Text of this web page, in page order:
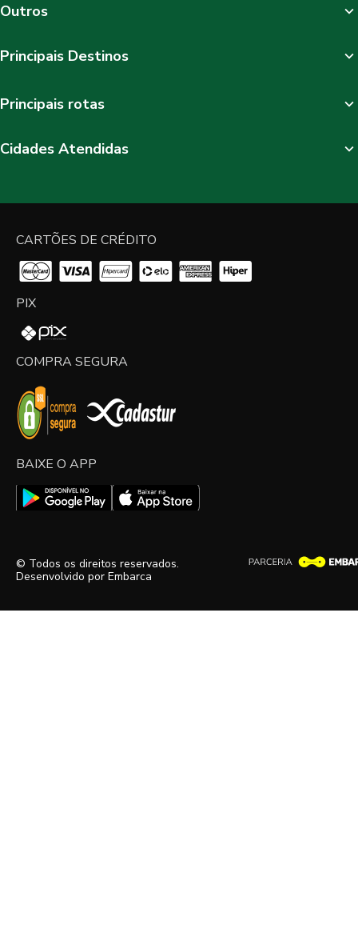
Outros
Principais Destinos
Principais rotas
Cidades Atendidas
CARTÕES DE CRÉDITO
PIX
COMPRA SEGURA
BAIXE O APP
© Todos os direitos reservados.
Desenvolvido por Embarca